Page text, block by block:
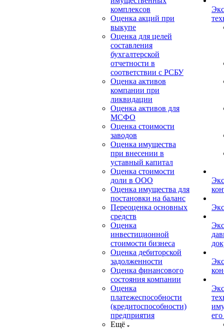
комплексов
Оценка акций при
выкупе
Оценка для целей
составления
бухгалтерской
отчетности в
соответствии с РСБУ
Оценка активов
компании при
ликвидации
Оценка активов для
МСФО
Оценка стоимости
заводов
Оценка имущества
при внесении в
уставный капитал
Оценка стоимости
доли в ООО
Оценка имущества для
постановки на баланс
Переоценка основных
средств
Оценка
инвестиционной
стоимости бизнеса
Оценка дебиторской
задолженности
Оценка финансового
состояния компании
Оценка
платежеспособности
(кредитоспособности)
предприятия
Ещё